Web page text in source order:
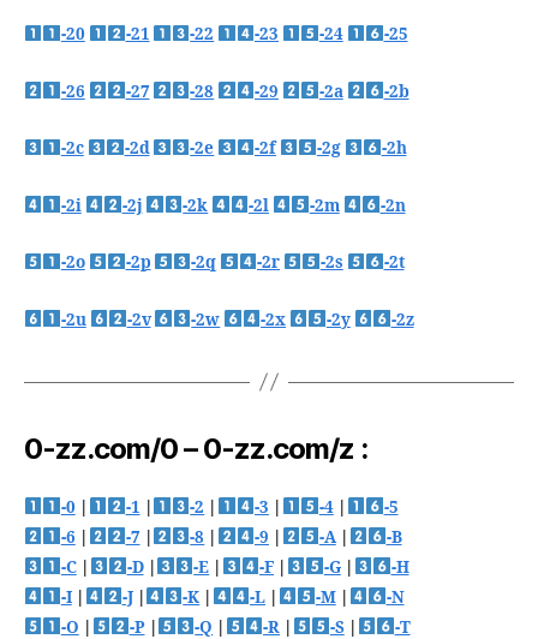
-20 -21 -22 -23 -24 -25
-26 -27 -28 -29 -2a -2b
-2c -2d -2e -2f -2g -2h
-2i -2j -2k -2l -2m -2n
-2o -2p -2q -2r -2s -2t
-2u -2v -2w -2x -2y -2z
0-zz.com/0 – 0-zz.com/z :
-0 -1 -2 -3 -4|
-5
-6
-7 -8 -9 -A|
-B
-C| -D| -E -F -G|
-H
-I| -J| -K -L -M|
-N
-O
-P| -Q -R -S|
-T